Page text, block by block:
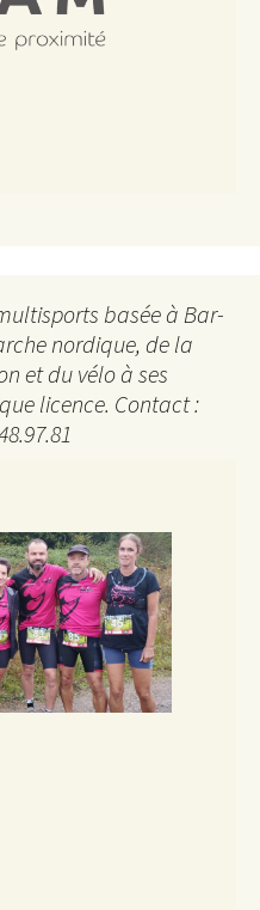
basée à Bar-
nordique, de la
et du vélo à ses
licence. Contact :